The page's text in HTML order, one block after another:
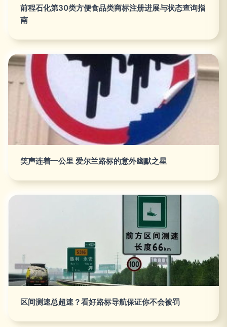
前程石化第30类方便食品类商标注册进展与状态查询指
南
笑声连着一公里 爱尔兰路标的意外幽默之星
区间测速总超速？看好路标导航保证你不会被罚